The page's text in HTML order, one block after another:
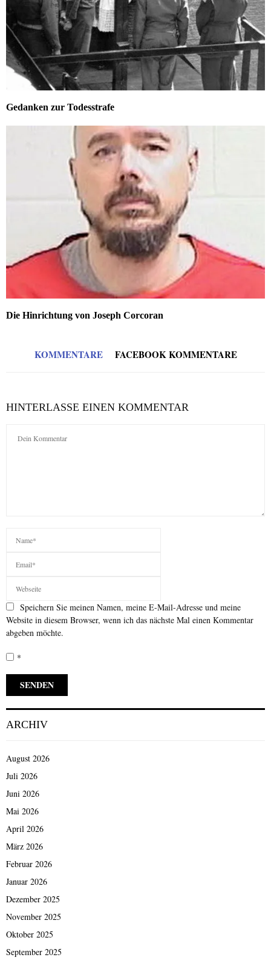
Gedanken zur Todesstrafe
Die Hinrichtung von Joseph Corcoran
KOMMENTARE FACEBOOK KOMMENTARE
HINTERLASSE EINEN KOMMENTAR
Speichern Sie meinen Namen, meine E-Mail-Adresse und meine
Website in diesem Browser, wenn ich das nächste Mal einen Kommentar
abgeben möchte.
*
ARCHIV
August 2026
Juli 2026
Juni 2026
Mai 2026
April 2026
März 2026
Februar 2026
Januar 2026
Dezember 2025
November 2025
Oktober 2025
September 2025